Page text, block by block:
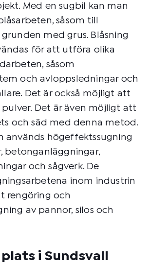
Med en sugbil kan man
såsom till
med grus. Blåsning
för att utföra olika
såsom
och avloppsledningar och
Det är också möjligt att
Det är även möjligt att
och säd med denna metod.
används högeffektssugning
betonganläggningar,
och sågverk. De
inom industrin
rengöring och
av pannor, silos och
i Sundsvall